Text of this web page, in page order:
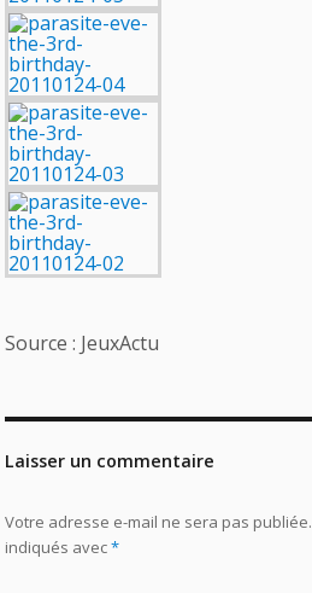
Source : JeuxActu
Laisser un commentaire
Votre adresse e-mail ne sera pas publiée.
indiqués avec*